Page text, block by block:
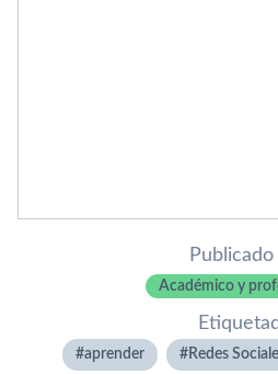
Publicado
Académico y
aprender Redes